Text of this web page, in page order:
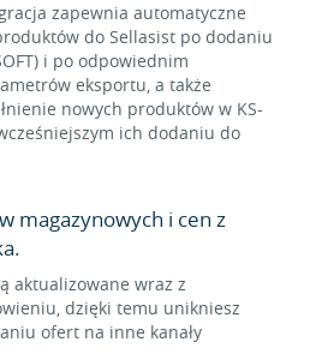
zapewnia automatyczne
do Sellasist po dodaniu
i po odpowiednim
eksportu, a także
nowych produktów w KS-
ich dodaniu do
magazynowych i cen z
aktualizowane wraz z
dzięki temu unikniesz
ofert na inne kanały